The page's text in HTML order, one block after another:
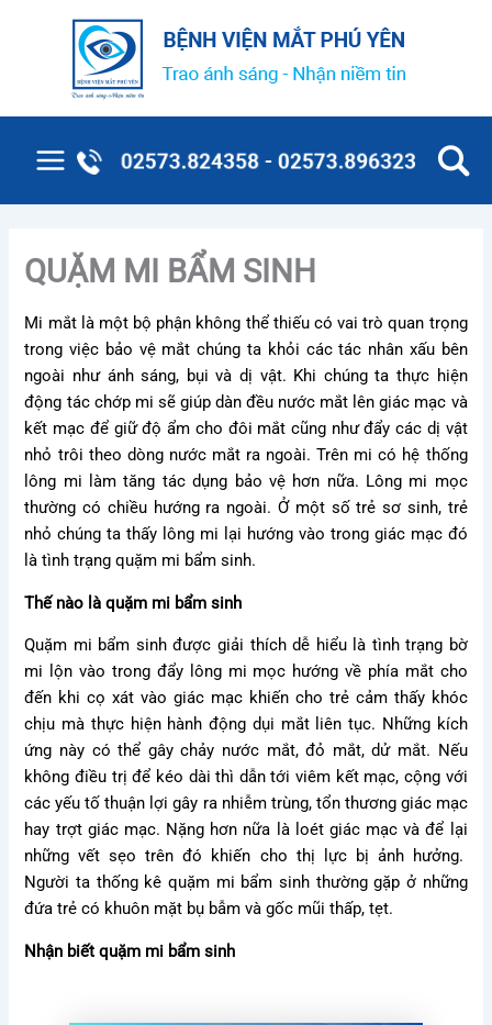
Menu
QUẶM MI BẨM SINH
Mi mắt là một bộ phận không thể thiếu có vai trò quan trọng
trong việc bảo vệ mắt chúng ta khỏi các tác nhân xấu bên
ngoài như ánh sáng, bụi và dị vật. Khi chúng ta thực hiện
động tác chớp mi sẽ giúp dàn đều nước mắt lên giác mạc và
kết mạc để giữ độ ẩm cho đôi mắt cũng như đẩy các dị vật
nhỏ trôi theo dòng nước mắt ra ngoài. Trên mi có hệ thống
lông mi làm tăng tác dụng bảo vệ hơn nữa. Lông mi mọc
thường có chiều hướng ra ngoài. Ở một số trẻ sơ sinh, trẻ
nhỏ chúng ta thấy lông mi lại hướng vào trong giác mạc đó
là tình trạng quặm mi bẩm sinh.
Thế nào là quặm mi bẩm sinh
Quặm mi bẩm sinh được giải thích dễ hiểu là tình trạng bờ
mi lộn vào trong đẩy lông mi mọc hướng về phía mắt cho
đến khi cọ xát vào giác mạc khiến cho trẻ cảm thấy khóc
chịu mà thực hiện hành động dụi mắt liên tục. Những kích
ứng này có thể gây chảy nước mắt, đỏ mắt, dử mắt. Nếu
không điều trị để kéo dài thì dẫn tới viêm kết mạc, cộng với
các yếu tố thuận lợi gây ra nhiễm trùng, tổn thương giác mạc
hay trợt giác mạc. Nặng hơn nữa là loét giác mạc và để lại
những vết sẹo trên đó khiến cho thị lực bị ảnh hưởng.
Người ta thống kê quặm mi bẩm sinh thường gặp ở những
đứa trẻ có khuôn mặt bụ bẫm và gốc mũi thấp, tẹt.
Nhận biết quặm mi bẩm sinh